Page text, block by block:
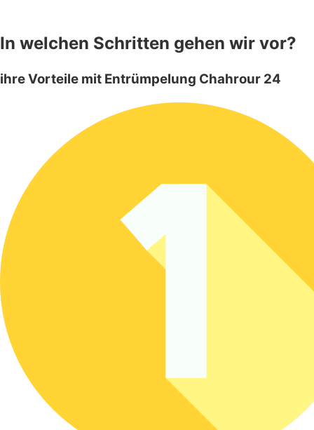
In welchen Schritten gehen wir vor?
ihre Vorteile mit Entrümpelung Chahrour 24